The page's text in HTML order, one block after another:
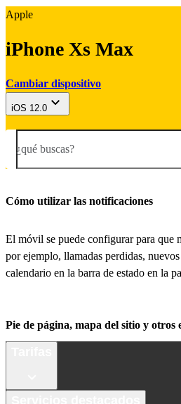
Apple
iPhone Xs Max
Cambiar dispositivo
iOS 12.0
¿qué buscas?
Cómo utilizar las notificaciones
El móvil se puede configurar para que
por ejemplo, llamadas perdidas,
calendario en la barra de estado en la
Pie de página, mapa del sitio y otros